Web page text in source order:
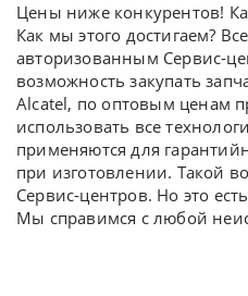
Цены ниже конкурентов!
Как мы этого достигаем?
авторизованным Сервис-
возможность закупать
Alcatel, по оптовым ценам
использовать все
применяются для
при изготовлении. Такой
Сервис-центров. Но это
Мы справимся с любой